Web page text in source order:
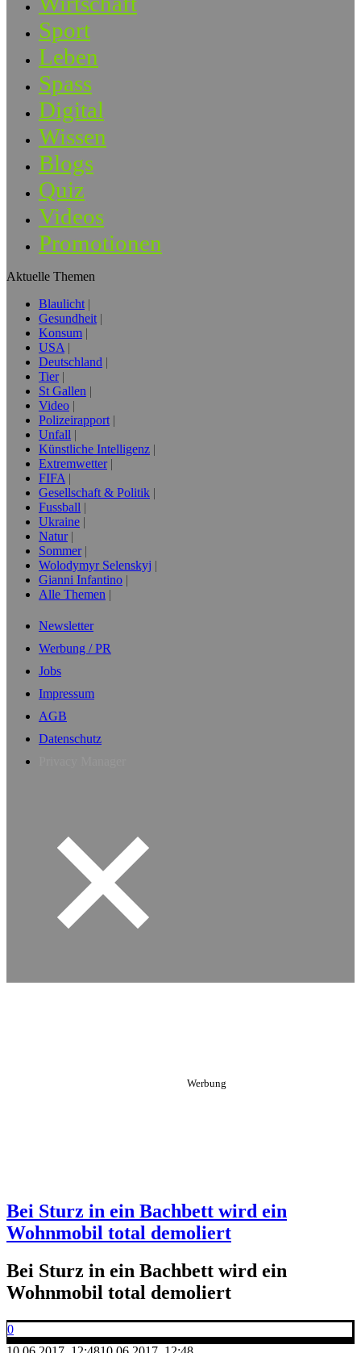
Sport
Leben
Spass
Digital
Wissen
Blogs
Quiz
Videos
Promotionen
Aktuelle Themen
Blaulicht
Gesundheit
Konsum
USA
Deutschland
Tier
St Gallen
Video
Polizeirapport
Unfall
Künstliche Intelligenz
Extremwetter
FIFA
Gesellschaft & Politik
Fussball
Ukraine
Natur
Sommer
Wolodymyr Selenskyj
Gianni Infantino
Alle Themen
Newsletter
Werbung / PR
Jobs
Impressum
AGB
Datenschutz
Bei Sturz in ein Bachbett wird ein
Wohnmobil total demoliert
Bei Sturz in ein Bachbett wird ein
Wohnmobil total demoliert
0